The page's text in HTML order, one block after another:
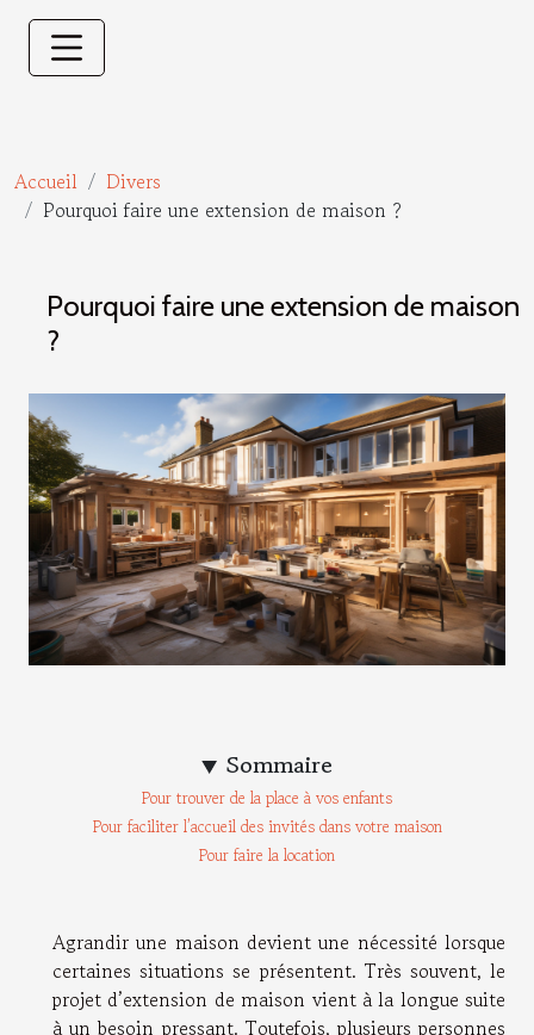
Accueil
Divers
Pourquoi faire une extension de maison ?
Pourquoi faire une extension de maison
?
Sommaire
Pour trouver de la place à vos enfants
Pour faciliter l’accueil des invités dans votre maison
Pour faire la location
Agrandir une maison devient une nécessité lorsque
certaines situations se présentent. Très souvent, le
projet d’extension de maison vient à la longue suite
à un besoin pressant. Toutefois, plusieurs personnes